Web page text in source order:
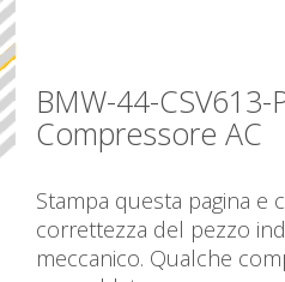
BMW-44-CSV613-
Compressore AC
Stampa questa pagina e
correttezza del pezzo
meccanico. Qualche